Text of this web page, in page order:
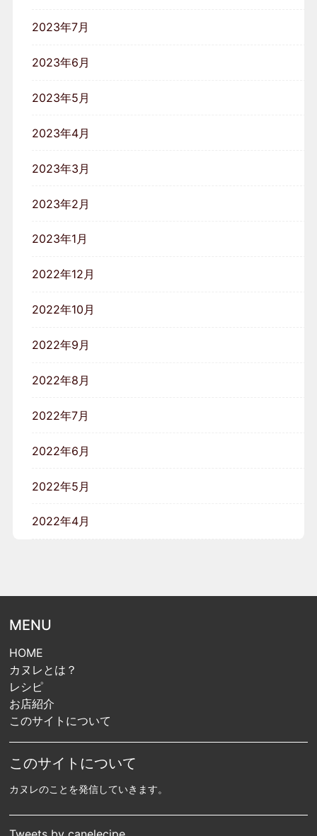
2023年7月
2023年6月
2023年5月
2023年4月
2023年3月
2023年2月
2023年1月
2022年12月
2022年10月
2022年9月
2022年8月
2022年7月
2022年6月
2022年5月
2022年4月
MENU
HOME
カヌレとは？
レシピ
お店紹介
このサイトについて
このサイトについて
カヌレのことを発信していきます。